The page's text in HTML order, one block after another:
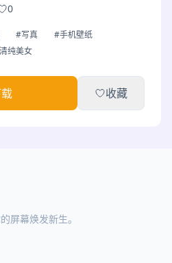
0
#写真
#手机壁纸
纯美女
收藏
屏幕焕发新生。